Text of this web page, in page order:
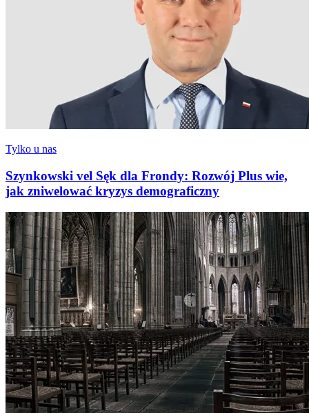
Tylko u nas
Szynkowski vel Sęk dla Frondy: Rozwój Plus wie,
jak zniwelować kryzys demograficzny